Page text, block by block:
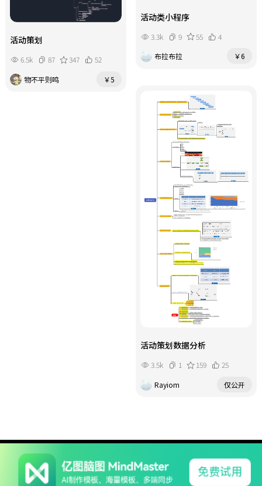
活动类小程序
3.3k 9 55
4
布拉布拉
￥6
活动策划
6.5k 87 347
52
物不平则鸣
￥5
活动策划数据分析
3.5k 1 159
25
Rayiom
仅公开